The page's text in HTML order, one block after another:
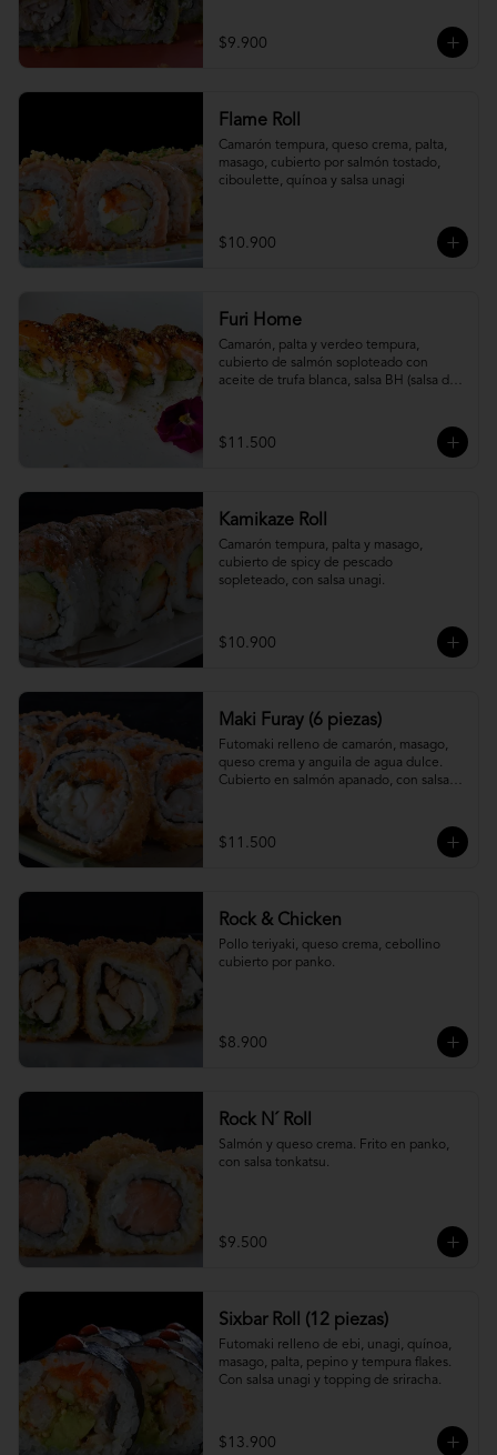
$9.900
Flame Roll
Camarón tempura, queso crema, palta,
masago, cubierto por salmón tostado,
ciboulette, quínoa y salsa unagi
$10.900
Furi Home
Camarón, palta y verdeo tempura,
cubierto de salmón soploteado con
aceite de trufa blanca, salsa BH (salsa de
$11.500
Kamikaze Roll
Camarón tempura, palta y masago,
cubierto de spicy de pescado
sopleteado, con salsa unagi.
$10.900
Maki Furay (6 piezas)
Futomaki relleno de camarón, masago,
queso crema y anguila de agua dulce.
Cubierto en salmón apanado, con salsa
$11.500
Rock & Chicken
Pollo teriyaki, queso crema, cebollino
cubierto por panko.
$8.900
Rock N´ Roll
Salmón y queso crema. Frito en panko,
con salsa tonkatsu.
$9.500
Sixbar Roll (12 piezas)
Futomaki relleno de ebi, unagi, quínoa,
masago, palta, pepino y tempura flakes.
Con salsa unagi y topping de sriracha.
$13.900